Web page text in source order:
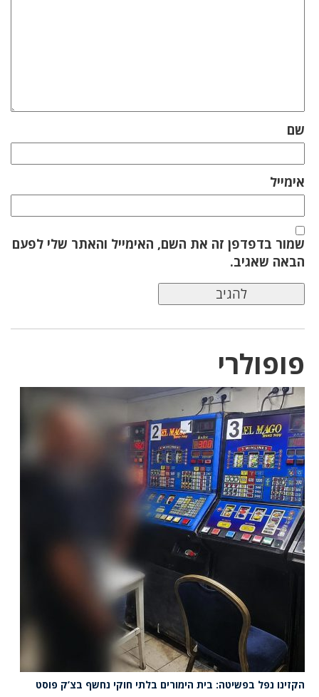
שם
אימייל
שמור בדפדפן זה את השם, האימייל והאתר שלי לפעם
הבאה שאגיב.
פופולרי
הקזינו נפל בפשיטה: בית הימורים בלתי חוקי נחשף בצ’ק פוסט